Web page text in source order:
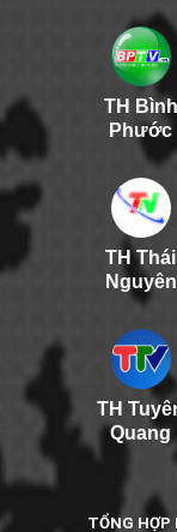
TH Bình
Phước
TH Thái
Nguyên
TH
Quang
TỔNG HỢP